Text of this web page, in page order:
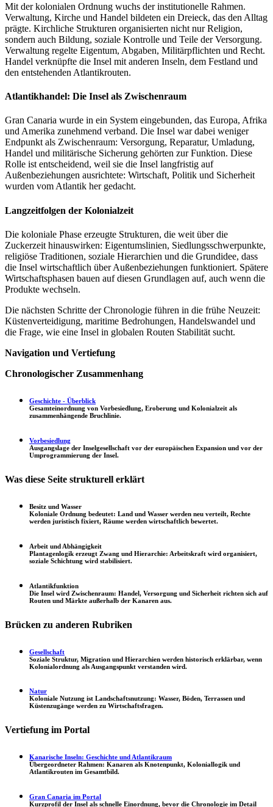
Mit der kolonialen Ordnung wuchs der institutionelle Rahmen.
Verwaltung, Kirche und Handel bildeten ein Dreieck, das den Alltag
prägte. Kirchliche Strukturen organisierten nicht nur Religion,
sondern auch Bildung, soziale Kontrolle und Teile der Versorgung.
Verwaltung regelte Eigentum, Abgaben, Militärpflichten und Recht.
Handel verknüpfte die Insel mit anderen Inseln, dem Festland und
den entstehenden Atlantikrouten.
Atlantikhandel: Die Insel als Zwischenraum
Gran Canaria wurde in ein System eingebunden, das Europa, Afrika
und Amerika zunehmend verband. Die Insel war dabei weniger
Endpunkt als Zwischenraum: Versorgung, Reparatur, Umladung,
Handel und militärische Sicherung gehörten zur Funktion. Diese
Rolle ist entscheidend, weil sie die Insel langfristig auf
Außenbeziehungen ausrichtete: Wirtschaft, Politik und Sicherheit
wurden vom Atlantik her gedacht.
Langzeitfolgen der Kolonialzeit
Die koloniale Phase erzeugte Strukturen, die weit über die
Zuckerzeit hinauswirken: Eigentumslinien, Siedlungsschwerpunkte,
religiöse Traditionen, soziale Hierarchien und die Grundidee, dass
die Insel wirtschaftlich über Außenbeziehungen funktioniert. Spätere
Wirtschaftsphasen bauen auf diesen Grundlagen auf, auch wenn die
Produkte wechseln.
Die nächsten Schritte der Chronologie führen in die frühe Neuzeit:
Küstenverteidigung, maritime Bedrohungen, Handelswandel und
die Frage, wie eine Insel in globalen Routen Stabilität sucht.
Navigation und Vertiefung
Chronologischer Zusammenhang
Geschichte - Überblick
Gesamteinordnung von Vorbesiedlung, Eroberung und Kolonialzeit als
zusammenhängende Bruchlinie.
Vorbesiedlung
Ausgangslage der Inselgesellschaft vor der europäischen Expansion und vor der
Umprogrammierung der Insel.
Was diese Seite strukturell erklärt
Besitz und Wasser
Koloniale Ordnung bedeutet: Land und Wasser werden neu verteilt, Rechte
werden juristisch fixiert, Räume werden wirtschaftlich bewertet.
Arbeit und Abhängigkeit
Plantagenlogik erzeugt Zwang und Hierarchie: Arbeitskraft wird organisiert,
soziale Schichtung wird stabilisiert.
Atlantikfunktion
Die Insel wird Zwischenraum: Handel, Versorgung und Sicherheit richten sich auf
Routen und Märkte außerhalb der Kanaren aus.
Brücken zu anderen Rubriken
Gesellschaft
Soziale Struktur, Migration und Hierarchien werden historisch erklärbar, wenn
Kolonialordnung als Ausgangspunkt verstanden wird.
Natur
Koloniale Nutzung ist Landschaftsnutzung: Wasser, Böden, Terrassen und
Küstenzugänge werden zu Wirtschaftsfragen.
Vertiefung im Portal
Kanarische Inseln: Geschichte und Atlantikraum
Übergeordneter Rahmen: Kanaren als Knotenpunkt, Koloniallogik und
Atlantikrouten im Gesamtbild.
Gran Canaria im Portal
Kurzprofil der Insel als schnelle Einordnung, bevor die Chronologie im Detail